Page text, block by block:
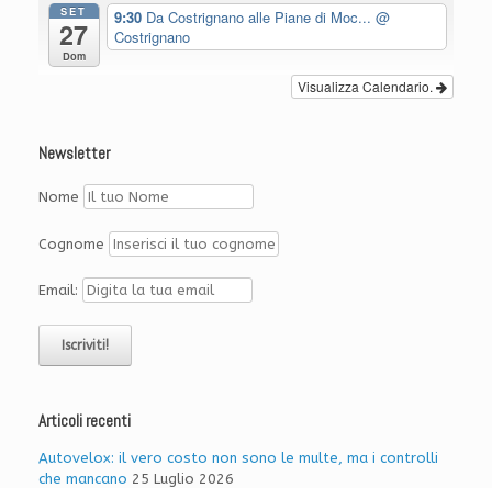
SET
27
Dom
9:30 Da Costrignano alle Piane di Moc... @
Costrignano
Visualizza Calendario.
Newsletter
Nome
Cognome
Email:
Articoli recenti
Autovelox: il vero costo non sono le multe, ma i controlli
che mancano 25 Luglio 2026